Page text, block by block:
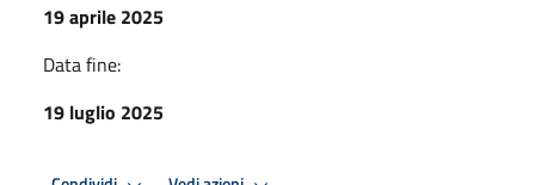
19 aprile 2025
Data fine:
19 luglio 2025